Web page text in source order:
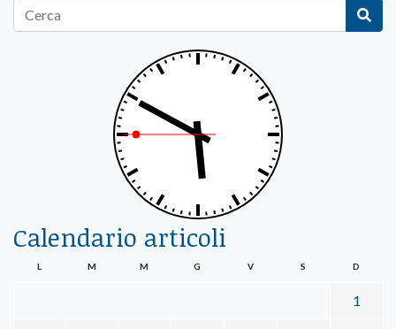
Calendario articoli
L M M G V S D
1